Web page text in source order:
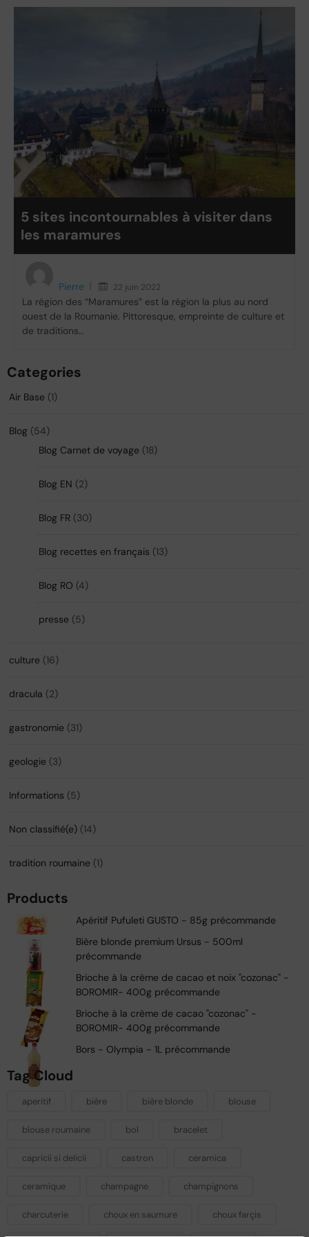
5 sites incontournables à visiter dans
les maramures
Pierre 22 juin 2022
La région des “Maramures” est la région la plus au nord
ouest de la Roumanie. Pittoresque, empreinte de culture et
de traditions…
Categories
Air Base (1)
Blog (54)
Blog Carnet de voyage (18)
Blog EN (2)
Blog FR (30)
Blog recettes en français (13)
Blog RO (4)
presse (5)
culture (16)
dracula (2)
gastronomie (31)
geologie (3)
Informations (5)
Non classifié(e) (14)
tradition roumaine (1)
Products
Apéritif Pufuleti GUSTO - 85g précommande
Bière blonde premium Ursus - 500ml
précommande
Brioche à la crème de cacao et noix "cozonac" -
BOROMIR- 400g précommande
Brioche à la crème de cacao "cozonac" -
BOROMIR- 400g précommande
Bors - Olympia - 1L précommande
Tag Cloud
aperitif bière bière blonde blouse
blouse roumaine bol bracelet
capricii si delicii castron ceramica
ceramique champagne champignons
charcuterie choux en saumure choux farçis